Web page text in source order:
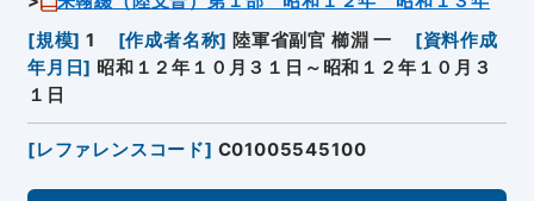
[規模] 1 [作成者名称] 陸軍省副官 櫛淵 一 [資料作成
年月日] 昭和１２年１０月３１日～昭和１２年１０月３
１日
[レファレンスコード] C01005545100